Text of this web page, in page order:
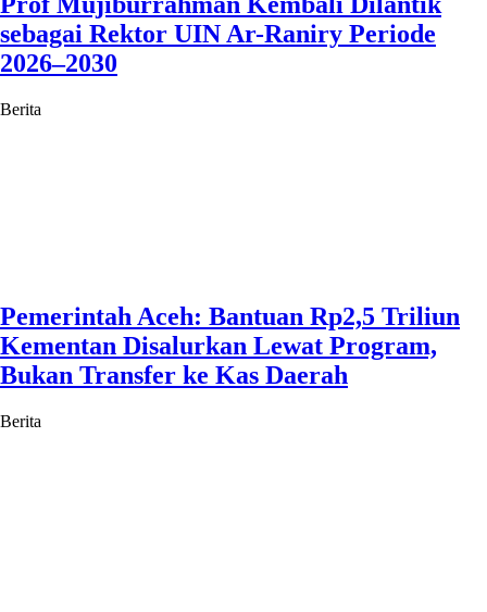
sebagai Rektor UIN Ar-Raniry Periode
2026–2030
Berita
Pemerintah Aceh: Bantuan Rp2,5 Triliun
Kementan Disalurkan Lewat Program,
Bukan Transfer ke Kas Daerah
Berita